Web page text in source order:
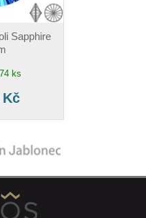
Sapphire
ks
Kč